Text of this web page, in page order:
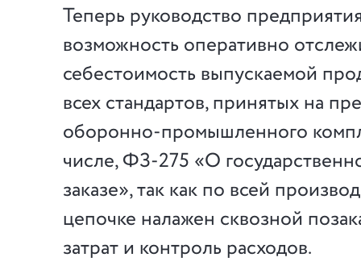
Теперь руководство
возможность оперативно
себестоимость выпускаемой
всех стандартов, принятых на
оборонно-промышленного
числе, ФЗ-275 «О
заказе», так как по всей
цепочке налажен сквозной
затрат и контроль расходов.